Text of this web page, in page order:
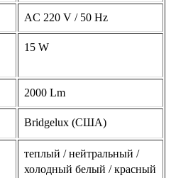
AC 220 V / 50 Hz
15 W
2000 Lm
Bridgelux (США)
теплый / нейтральный /
холодный белый / красный